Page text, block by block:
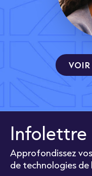
VOIR
Infolettre
Approfondissez
de technologies